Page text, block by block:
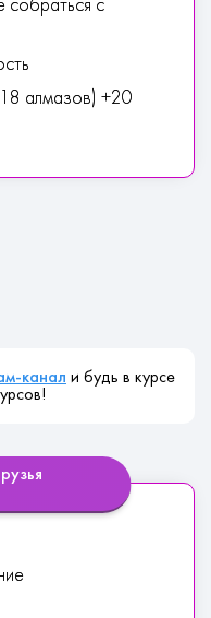
собраться с
алмазов) +20
канал и будь в курсе